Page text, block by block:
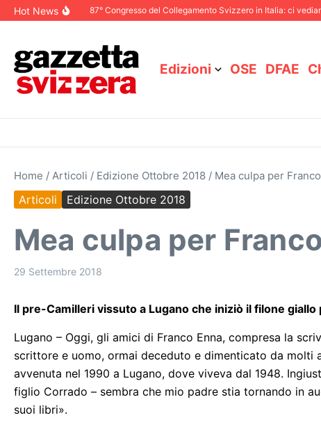
Salta al contenuto
Hot News
2025 87° Congresso del Collegamento Svizzero in Italia: ci vediamo a
Edizioni OSE DFAE
Home / Articoli / Edizione Ottobre 2018 / Mea culpa per
Articoli Edizione Ottobre 2018
Mea culpa per
29 Settembre 2018
Il pre-Camilleri vissuto a Lugano che iniziò il filone
Lugano – Oggi, gli amici di Franco Enna, compresa la
scrittore e uomo, ormai deceduto e dimenticato da molti
avvenuta nel 1990 a Lugano, dove viveva dal 1948.
figlio Corrado – sembra che mio padre stia tornando in
suoi libri».